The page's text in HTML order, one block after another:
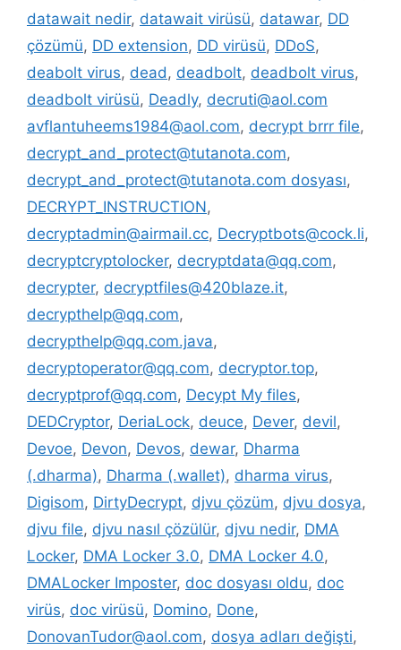
datawait nedir, datawait virüsü, datawar, DD
çözümü, DD extension, DD virüsü, DDoS,
deabolt virus, dead, deadbolt, deadbolt virus,
deadbolt virüsü, Deadly, decruti@aol.com
avflantuheems1984@aol.com, decrypt brrr file,
decrypt_and_protect@tutanota.com,
decrypt_and_protect@tutanota.com dosyası,
DECRYPT_INSTRUCTION,
decryptadmin@airmail.cc, Decryptbots@cock.li,
decryptcryptolocker, decryptdata@qq.com,
decrypter, decryptfiles@420blaze.it,
decrypthelp@qq.com,
decrypthelp@qq.com.java,
decryptoperator@qq.com, decryptor.top,
decryptprof@qq.com, Decypt My files,
DEDCryptor, DeriaLock, deuce, Dever, devil,
Devoe, Devon, Devos, dewar, Dharma
(.dharma), Dharma (.wallet), dharma virus,
Digisom, DirtyDecrypt, djvu çözüm, djvu dosya,
djvu file, djvu nasıl çözülür, djvu nedir, DMA
Locker, DMA Locker 3.0, DMA Locker 4.0,
DMALocker Imposter, doc dosyası oldu, doc
virüs, doc virüsü, Domino, Done,
DonovanTudor@aol.com, dosya adları değişti,